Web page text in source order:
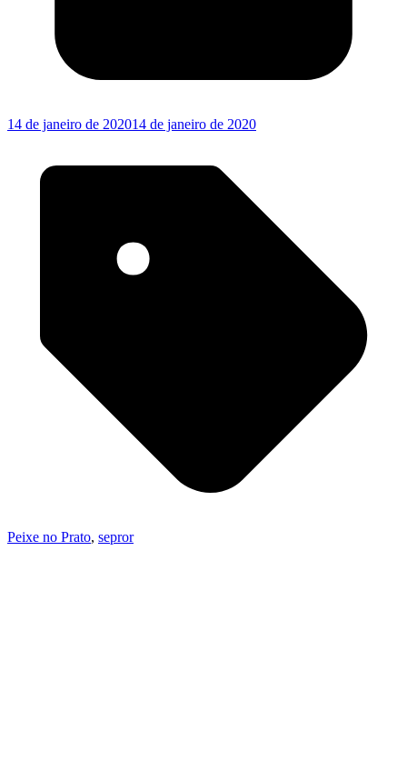
14 de janeiro de 202014 de janeiro de 2020
Peixe no Prato, sepror